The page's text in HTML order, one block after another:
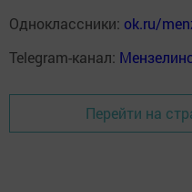
Одноклассники: ok.ru/
Telegram-канал:
Перейти на